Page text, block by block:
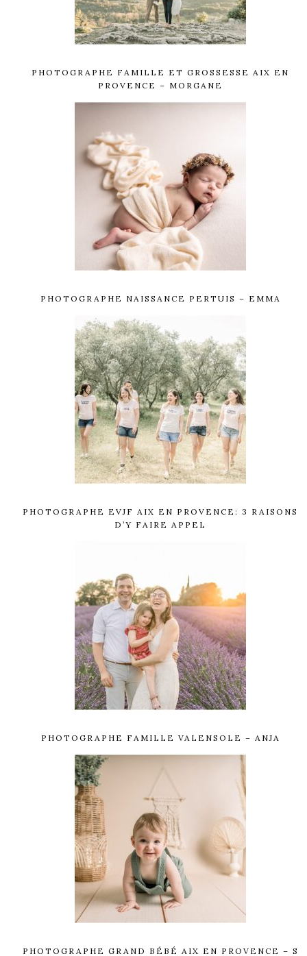
PHOTOGRAPHE FAMILLE ET GROSSESSE AIX EN
PROVENCE – MORGANE
PHOTOGRAPHE NAISSANCE PERTUIS – EMMA
PHOTOGRAPHE EVJF AIX EN PROVENCE: 3 RAISONS
D’Y FAIRE APPEL
PHOTOGRAPHE FAMILLE VALENSOLE – ANJA
PHOTOGRAPHE GRAND BÉBÉ AIX EN PROVENCE – S